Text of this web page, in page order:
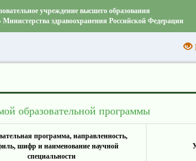
учреждение высшего образования
здравоохранения Российской Федерации
образовательной программы
программа, направленность,
шифр и наименование научной
специальности